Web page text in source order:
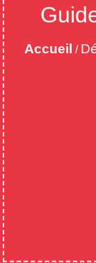
Accueil /